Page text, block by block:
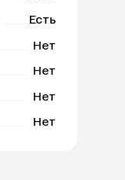
Есть
Нет
Нет
Нет
Нет